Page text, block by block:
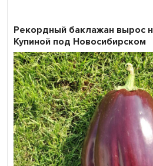
Рекордный баклажан вырос
Купиной под Новосибирском